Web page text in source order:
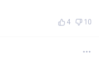
4 10